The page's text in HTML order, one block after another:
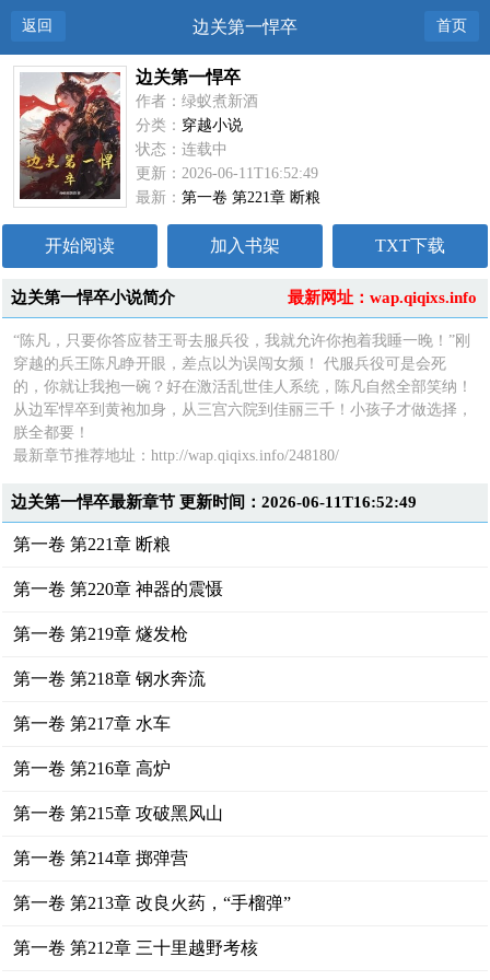
返回 边关第一悍卒 首页
边关第一悍卒
作者：绿蚁煮新酒
分类： 穿越小说
状态：连载中
更新：2026-06-11T16:52:49
最新：第一卷 第221章 断粮
开始阅读 加入书架 TXT下载
最新网址：wap.qiqixs.info
边关第一悍卒小说简介
“陈凡，只要你答应替王哥去服兵役，我就允许你抱着我睡一晚！”刚
穿越的兵王陈凡睁开眼，差点以为误闯女频！ 代服兵役可是会死
的，你就让我抱一碗？好在激活乱世佳人系统，陈凡自然全部笑纳！
从边军悍卒到黄袍加身，从三宫六院到佳丽三千！小孩子才做选择，
朕全都要！
最新章节推荐地址：http://wap.qiqixs.info/248180/
边关第一悍卒最新章节 更新时间：2026-06-11T16:52:49
第一卷 第221章 断粮
第一卷 第220章 神器的震慑
第一卷 第219章 燧发枪
第一卷 第218章 钢水奔流
第一卷 第217章 水车
第一卷 第216章 高炉
第一卷 第215章 攻破黑风山
第一卷 第214章 掷弹营
第一卷 第213章 改良火药，“手榴弹”
第一卷 第212章 三十里越野考核